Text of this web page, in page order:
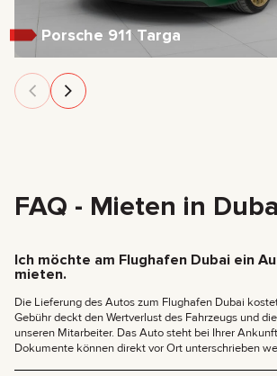
Porsche 911 Targa
FAQ - Mieten in
Ich möchte am Flughafen Dubai ein
mieten.
Die Lieferung des Autos zum Flughafen Dubai
Gebühr deckt den Wertverlust des Fahrzeugs und
unseren Mitarbeiter. Das Auto steht bei Ihrer
Dokumente können direkt vor Ort unterschrieben